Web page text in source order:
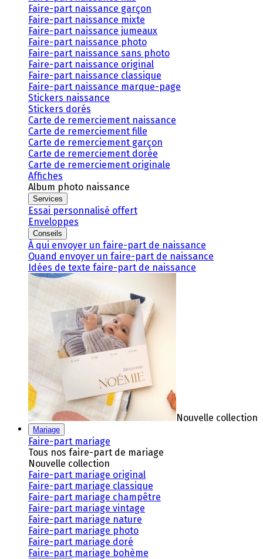
Faire-part naissance garçon
Faire-part naissance mixte
Faire-part naissance jumeaux
Faire-part naissance photo
Faire-part naissance sans photo
Faire-part naissance original
Faire-part naissance classique
Faire-part naissance marque-page
Stickers naissance
Stickers dorés
Carte de remerciement naissance
Carte de remerciement fille
Carte de remerciement garçon
Carte de remerciement dorée
Carte de remerciement originale
Affiches
Album photo naissance
Services
Essai personnalisé offert
Enveloppes
Conseils
À qui envoyer un faire-part de naissance
Quand envoyer un faire-part de naissance
Idées de texte faire-part de naissance
Nouvelle collection
Mariage
Faire-part mariage
Tous nos faire-part de mariage
Nouvelle collection
Faire-part mariage original
Faire-part mariage classique
Faire-part mariage champêtre
Faire-part mariage vintage
Faire-part mariage nature
Faire-part mariage photo
Faire-part mariage doré
Faire-part mariage bohème